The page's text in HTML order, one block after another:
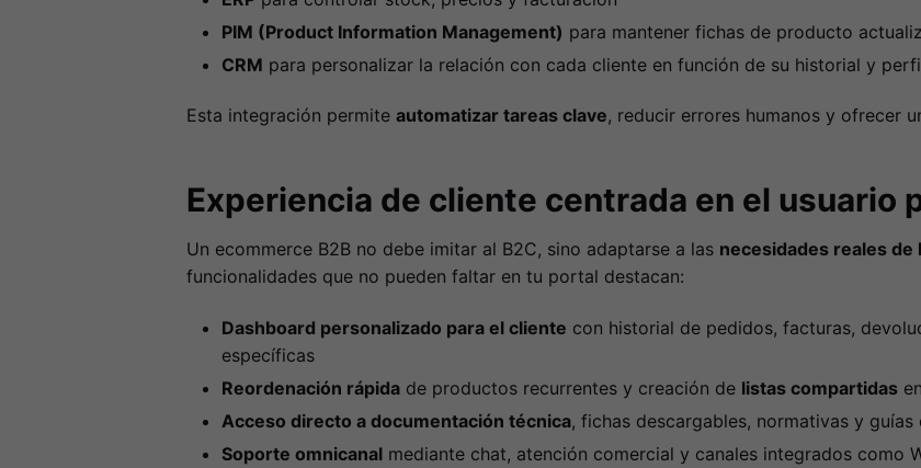
PIM (Product Information Management) para mantener fichas de producto
CRM para personalizar la relación con cada cliente en función de su historial y
Esta integración permite automatizar tareas clave, reducir errores humanos y ofrecer
Experiencia de cliente centrada en el usuario
Un ecommerce B2B no debe imitar al B2C, sino adaptarse a las necesidades reales
funcionalidades que no pueden faltar en tu portal destacan:
Dashboard personalizado para el cliente con historial de pedidos, facturas,
específicas
Reordenación rápidade productos recurrentes y creación de listas compartidas
Acceso directo a documentación técnica, fichas descargables, normativas y guías
Soporte omnicanalmediante chat, atención comercial y canales integrados como